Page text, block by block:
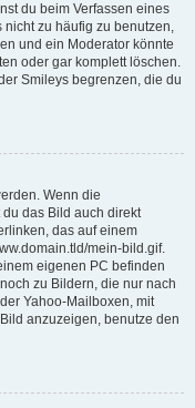
du beim Verfassen eines
nicht zu häufig zu benutzen,
und ein Moderator könnte
oder gar komplett löschen.
Smileys begrenzen, die du
Wenn die
das Bild auch direkt
das auf einem
mein-bild.gif.
eigenen PC befinden
zu Bildern, die nur nach
Yahoo-Mailboxen, mit
anzuzeigen, benutze den